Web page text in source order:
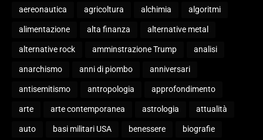
aereonautica agricoltura alchimia algoritmi
alimentazione alta finanza alternative metal
alternative rock amminstrazione Trump analisi
anarchismo anni di piombo anniversari
antisemitismo antropologia approfondimento
arte arte contemporanea astrologia attualità
auto basi militari USA benessere biografie